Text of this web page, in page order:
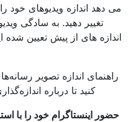
دهد اندازه ویدیوهای خود را
تغییر دهید. به سادگی ویدیوی
های از پیش تعیین شده
اندازه تصویر رسانه‌های
کنید تا درباره اندازه‌گذاری